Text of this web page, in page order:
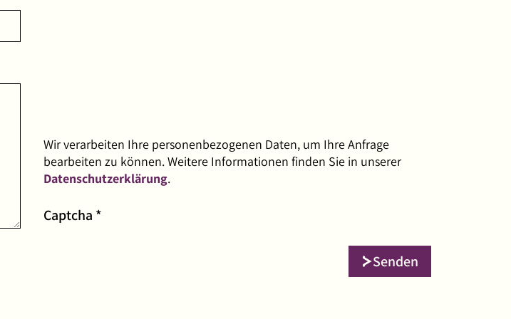
Wir verarbeiten Ihre personenbezogenen Daten, um Ihre Anfrage
bearbeiten zu können. Weitere Informationen finden Sie in unserer
Datenschutzerklärung.
Captcha *
Senden